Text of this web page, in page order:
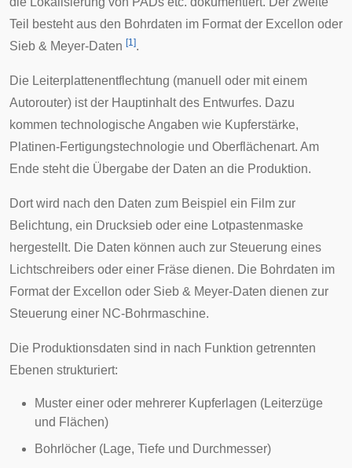
Teil besteht aus den Bohrdaten im Format der Excellon oder
Sieb & Meyer-Daten [1].
Die Leiterplattenentflechtung (manuell oder mit einem
Autorouter) ist der Hauptinhalt des Entwurfes. Dazu
kommen technologische Angaben wie Kupferstärke,
Platinen-Fertigungstechnologie und Oberflächenart. Am
Ende steht die Übergabe der Daten an die Produktion.
Dort wird nach den Daten zum Beispiel ein Film zur
Belichtung, ein Drucksieb oder eine Lotpastenmaske
hergestellt. Die Daten können auch zur Steuerung eines
Lichtschreibers oder einer Fräse dienen. Die Bohrdaten im
Format der Excellon oder Sieb & Meyer-Daten dienen zur
Steuerung einer NC-Bohrmaschine.
Die Produktionsdaten sind in nach Funktion getrennten
Ebenen strukturiert:
Muster einer oder mehrerer Kupferlagen (Leiterzüge
und Flächen)
Bohrlöcher (Lage, Tiefe und Durchmesser)